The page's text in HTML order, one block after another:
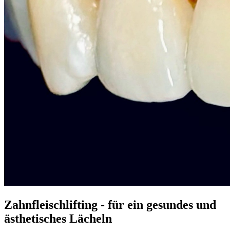
Zahnfleischlifting - für ein gesundes und
ästhetisches Lächeln